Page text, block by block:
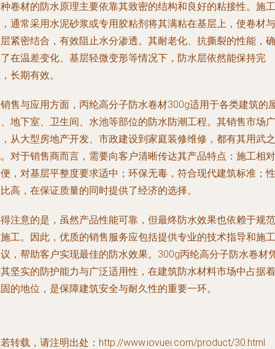
卷材的防水原理主要依靠其致密的结构和良好的粘接性。施工
通常采用水泥砂浆或专用胶粘剂将其满粘在基层上，使卷材与
紧密结合，有效阻止水分渗透。其耐老化、抗撕裂的性能，确
在温差变化、基层轻微变形等情况下，防水层依然能保持完
长期有效。
售与应用方面，丙纶高分子防水卷材300g适用于各类建筑的
地下室、卫生间、水池等部位的防水防潮工程。其销售市场广
从大型房地产开发、市政建设到家庭装修维修，都有其用武之
对于销售商而言，需要向客户清晰传达其产品特点：施工相对
，对基层平整度要求适中；环保无毒，符合现代建筑标准；性
高，在保证质量的同时提供了经济的选择。
注意的是，虽然产品性能可靠，但最终防水效果也依赖于规范
工。因此，优质的销售服务应包括提供专业的技术指导和施工
，帮助客户实现最佳的防水效果。300g丙纶高分子防水卷材
坚实的防护能力与广泛适用性，在建筑防水材料市场中占据着
的地位，是保障建筑安全与耐久性的重要一环。
转载，请注明出处：http://www.iovuei.com/product/30.html